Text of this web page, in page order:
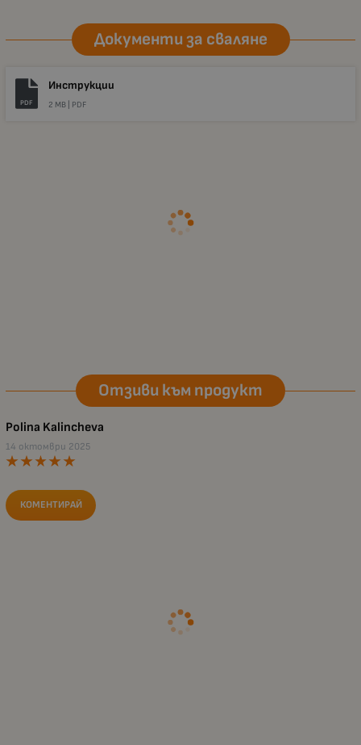
Документи за сваляне
PDF
Инструкции
2 MB | PDF
Отзиви към продукт
Polina Kalincheva
14 октомври 2025
КОМЕНТИРАЙ